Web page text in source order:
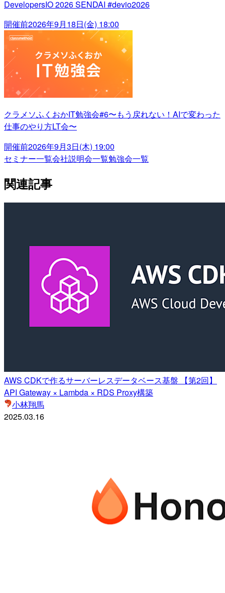
DevelopersIO 2026 SENDAI #devio2026
開催前2026年9月18日(金) 18:00
クラメソふくおかIT勉強会#6〜もう戻れない！AIで変わった
仕事のやり方LT会〜
開催前2026年9月3日(木) 19:00
セミナー一覧会社説明会一覧勉強会一覧
関連記事
AWS CDKで作るサーバーレスデータベース基盤 【第2回】
API Gateway × Lambda × RDS Proxy構築
小林翔馬
2025.03.16